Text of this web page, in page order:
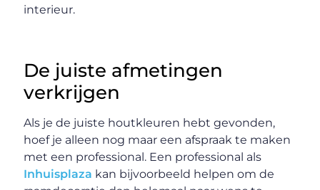
interieur.
De juiste afmetingen
verkrijgen
Als je de juiste houtkleuren hebt gevonden,
hoef je alleen nog maar een afspraak te maken
met een professional. Een professional als
Inhuisplaza kan bijvoorbeeld helpen om de